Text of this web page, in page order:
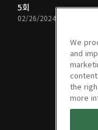
5회
02/26/2024 • 1시간 5분
We
and
the
more